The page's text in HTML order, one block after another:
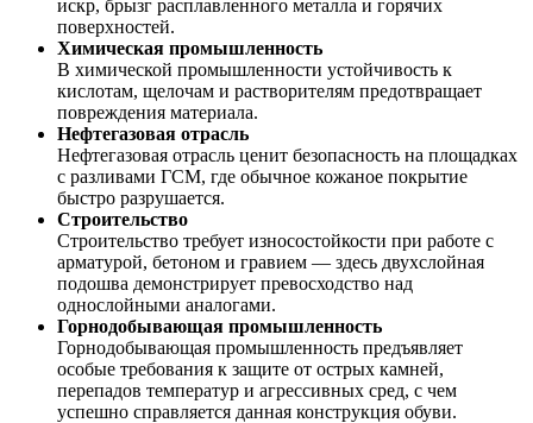
искр, брызг расплавленного металла и горячих
поверхностей.
Химическая промышленность
В химической промышленности устойчивость к
кислотам, щелочам и растворителям предотвращает
повреждения материала.
Нефтегазовая отрасль
Нефтегазовая отрасль ценит безопасность на площадках
с разливами ГСМ, где обычное кожаное покрытие
быстро разрушается.
Строительство
Строительство требует износостойкости при работе с
арматурой, бетоном и гравием — здесь двухслойная
подошва демонстрирует превосходство над
однослойными аналогами.
Горнодобывающая промышленность
Горнодобывающая промышленность предъявляет
особые требования к защите от острых камней,
перепадов температур и агрессивных сред, с чем
успешно справляется данная конструкция обуви.